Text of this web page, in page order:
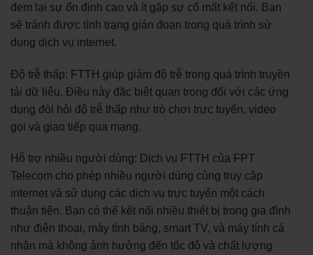
đem lại sự ổn định cao và ít gặp sự cố mất kết nối. Bạn
sẽ tránh được tình trạng gián đoạn trong quá trình sử
dụng dịch vụ internet.
Độ trễ thấp: FTTH giúp giảm độ trễ trong quá trình truyền
tải dữ liệu. Điều này đặc biệt quan trọng đối với các ứng
dụng đòi hỏi độ trễ thấp như trò chơi trực tuyến, video
gọi và giao tiếp qua mạng.
Hỗ trợ nhiều người dùng: Dịch vụ FTTH của FPT
Telecom cho phép nhiều người dùng cùng truy cập
internet và sử dụng các dịch vụ trực tuyến một cách
thuận tiện. Bạn có thể kết nối nhiều thiết bị trong gia đình
như điện thoại, máy tính bảng, smart TV, và máy tính cá
nhân mà không ảnh hưởng đến tốc độ và chất lượng